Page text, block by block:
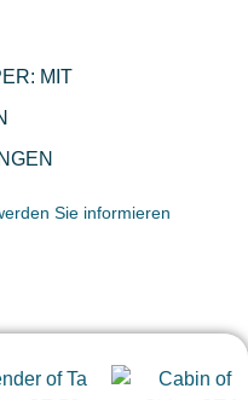
MIT
Sie informieren